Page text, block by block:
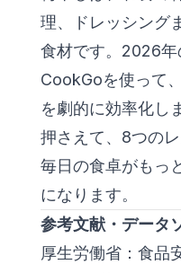
理、ドレッシング
食材です。2026年
CookGoを使って
を劇的に効率化し
押さえて、8つの
毎日の食卓がもっ
になります。
参考文献・データ
厚生労働省：食品